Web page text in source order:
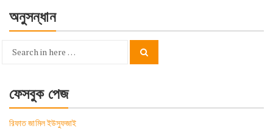
অনুসন্ধান
Search
ফেসবুক পেজ
রিফাত জামিল ইউসুফজাই